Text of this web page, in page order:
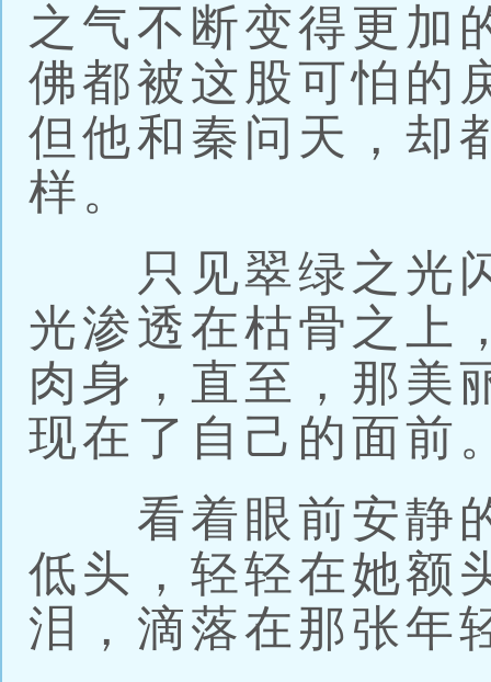
之气不断变得更加
佛都被这股可怕的
但他和秦问天，却
样。
只见翠绿之光闪
光渗透在枯骨之上
肉身，直至，那美
现在了自己的面前
看着眼前安静的
低头，轻轻在她额
泪，滴落在那张年